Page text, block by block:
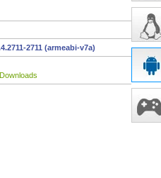
2711 (armeabi-v7a)